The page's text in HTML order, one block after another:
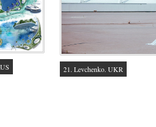
21. Levchenko. UKR